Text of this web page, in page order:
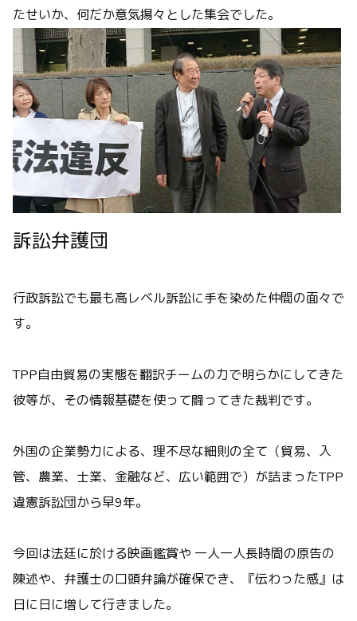
たせいか、何だか意気揚々とした集会でした。
訴訟弁護団
行政訴訟でも最も高レベル訴訟に手を染めた仲間の面々で
す。
TPP自由貿易の実態を翻訳チームの力で明らかにしてきた
彼等が、その情報基礎を使って闘ってきた裁判です。
外国の企業勢力による、理不尽な細則の全て（貿易、入
管、農業、士業、金融など、広い範囲で）が詰まったTPP
違憲訴訟団から早9年。
今回は法廷に於ける映画鑑賞や 一人一人長時間の原告の
陳述や、弁護士の口頭弁論が確保でき、『伝わった感』は
日に日に増して行きました。